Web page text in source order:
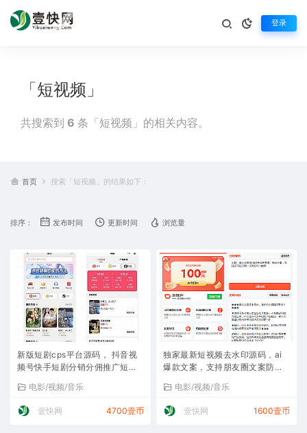
登录
「短视频」
共搜索到 6 条「短视频」的相关内容。
首页 搜索「短视频」的结果如下：
排序： 发布时间 更新时间 浏览量
新版短剧cps平台源码， 抖音视
频号快手短剧分销分佣推广短视
统。电影/视频/音乐
壹快网 4700壹币
独家最新短视频去水印源码，ai
爆款文案，支持朋友圈文案防止
电影/视频/音乐
壹快网 1600壹币